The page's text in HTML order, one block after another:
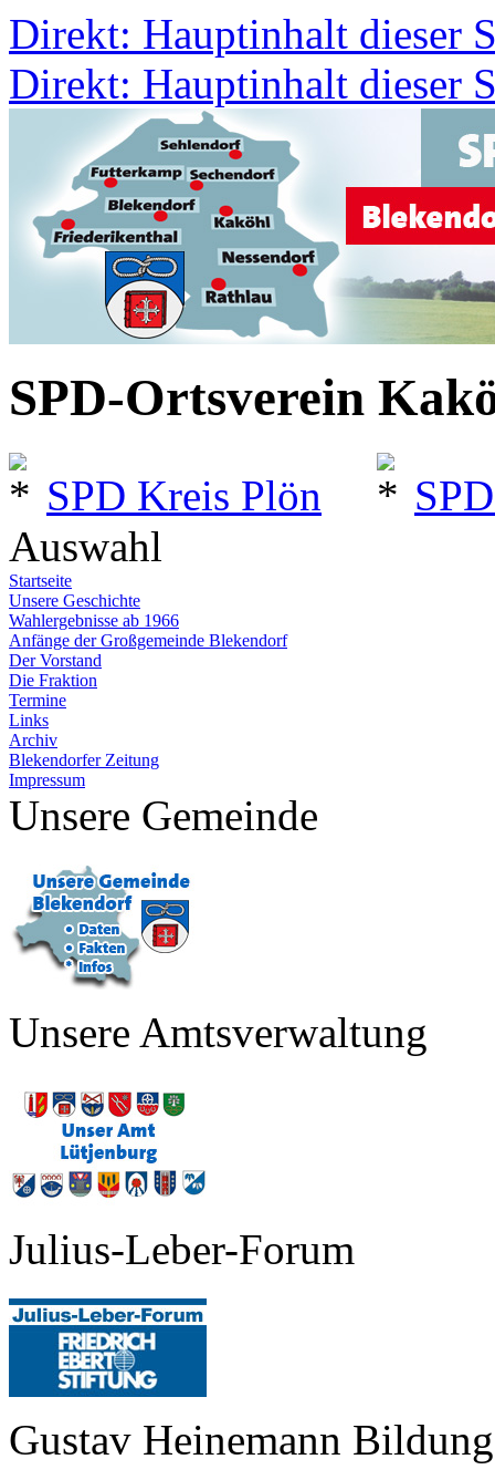
Direkt: Hauptinhalt dieser
Direkt: Hauptinhalt dieser
SPD-Ortsverein
SPD Kreis Plön
Auswahl
Startseite
Unsere Geschichte
Wahlergebnisse ab 1966
Anfänge der Großgemeinde Blekendorf
Der Vorstand
Die Fraktion
Termine
Links
Archiv
Blekendorfer Zeitung
Impressum
Unsere Gemeinde
Unsere Amtsverwaltung
Julius-Leber-Forum
Gustav Heinemann